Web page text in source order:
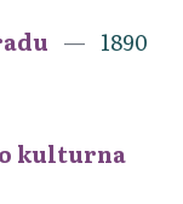
1890
kulturna